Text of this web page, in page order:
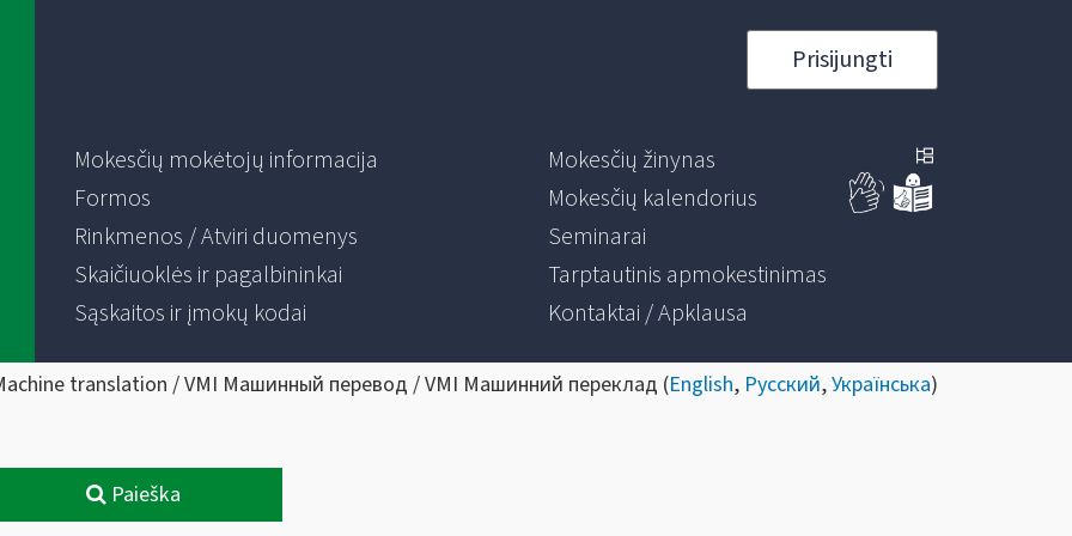
Prisijungti
Mokesčių mokėtojų informacija
Formos
Rinkmenos / Atviri duomenys
Skaičiuoklės ir pagalbininkai
Sąskaitos ir įmokų kodai
Mokesčių žinynas
Mokesčių kalendorius
Seminarai
Tarptautinis apmokestinimas
Kontaktai / Apklausa
translation / VMI Машинный перевод / VMI Машинний переклад (English, Русский,Українська)
Paieška